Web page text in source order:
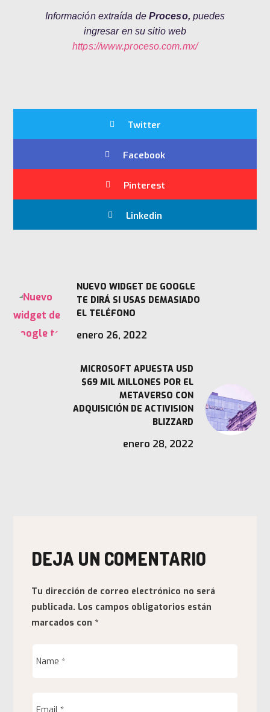
Información extraída de Proceso, puedes
ingresar en su sitio web
https://www.proceso.com.mx/
Twitter
Facebook
Pinterest
Linkedin
NUEVO WIDGET DE GOOGLE
TE DIRÁ SI USAS DEMASIADO
EL TELÉFONO
enero 26, 2022
MICROSOFT APUESTA USD
$69 MIL MILLONES POR EL
METAVERSO CON
ADQUISICIÓN DE ACTIVISION
BLIZZARD
enero 28, 2022
DEJA UN COMENTARIO
Tu dirección de correo electrónico no será
publicada. Los campos obligatorios están
marcados con *